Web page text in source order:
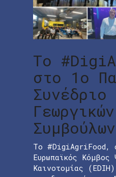
Το
στο 1ο
Συνέδριο
Γεωργικών
Το #DigiAgriFood,
Ευρωπαϊκός Κόμβος
Καινοτομίας